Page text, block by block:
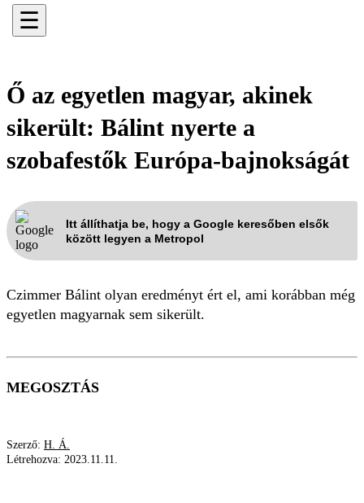
☰
Ő az egyetlen magyar, akinek
sikerült: Bálint nyerte a
szobafestők Európa-bajnokságát
Itt állíthatja be, hogy a Google keresőben elsők
között legyen a Metropol
Czimmer Bálint olyan eredményt ért el, ami korábban még
egyetlen magyarnak sem sikerült.
MEGOSZTÁS
Szerző: H. Á.
Létrehozva: 2023.11.11.